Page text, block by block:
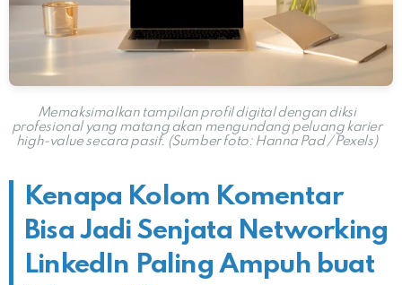
Memaksimalkan tampilan profil digital dengan diksi
profesional yang matang akan mengundang peluang karier
high-value secara pasif. (Sumber foto: Hanna Pad / Pexels)
Kenapa Kolom Komentar
Bisa Jadi Senjata Networking
LinkedIn Paling Ampuh buat